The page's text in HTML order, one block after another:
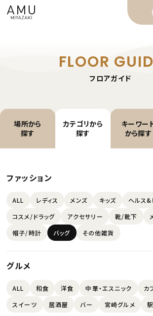
FLOOR
フロアガイド
場所から
探す
カテゴリから
探す
キーワー
から探す
ファッション
ALL レディス メンズ キッズ
ヘルス&
コスメ/ドラッグ
アクセサリー 靴/靴下
帽子/時計
バッグ その他雑貨
グルメ
ALL 和食 洋食 中華・エスニック カ
スイーツ
居酒屋 バー 宮崎グルメ